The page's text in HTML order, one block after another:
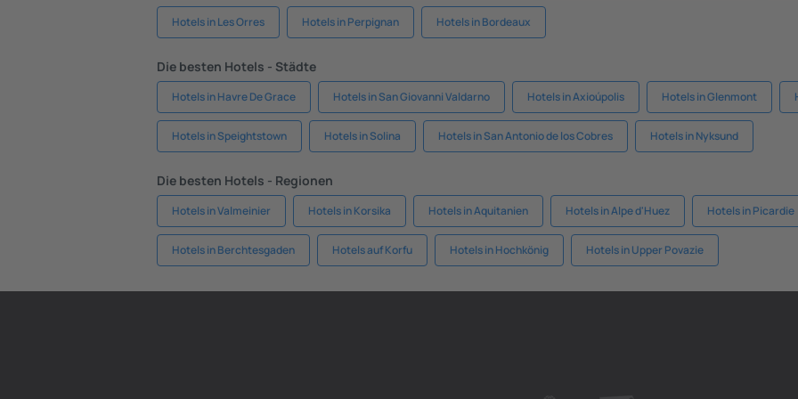
Hotels in Les Orres Hotels in Perpignan Hotels in Bordeaux
Die besten Hotels - Städte
Hotels in Havre De Grace Hotels in San Giovanni Valdarno Hotels in Axioúpolis Hotels in Glenmont
Hotels in Speightstown Hotels in Solina Hotels in San Antonio de los Cobres Hotels in Nyksund
Die besten Hotels - Regionen
Hotels in Valmeinier Hotels in Korsika Hotels in Aquitanien Hotels in Alpe d'Huez Hotels in Picardie
Hotels in Berchtesgaden Hotels auf Korfu Hotels in Hochkönig Hotels in Upper Povazie